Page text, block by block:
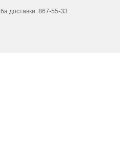
доставки: 867-55-33